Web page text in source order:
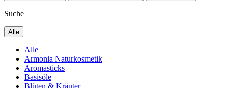
Suche
Alle
Alle
Armonia Naturkosmetik
Aromasticks
Basisöle
Blüten & Kräuter